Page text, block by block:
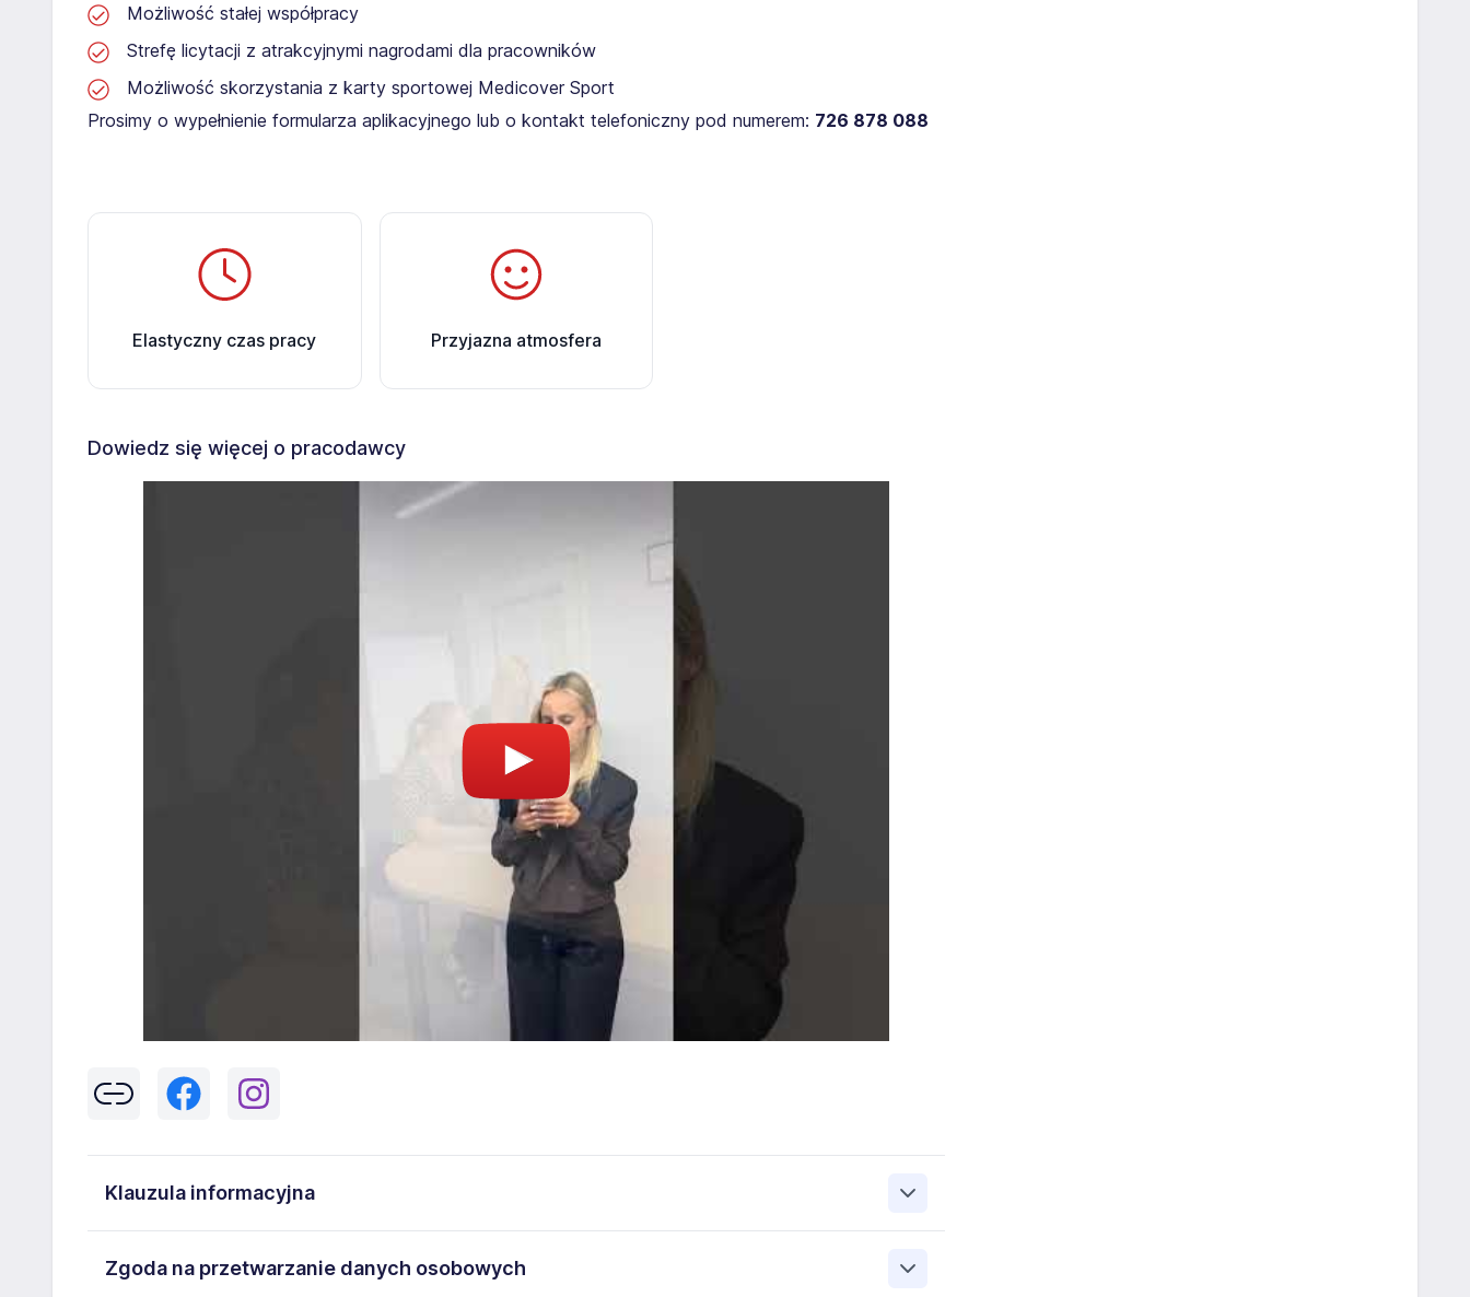
Możliwość stałej współpracy
Strefę licytacji z atrakcyjnymi nagrodami dla pracowników
Możliwość skorzystania z karty sportowej Medicover Sport
Prosimy o wypełnienie formularza aplikacyjnego lub o kontakt telefoniczny pod numerem: 726 878 088
Elastyczny czas pracy Przyjazna atmosfera
Dowiedz się więcej o pracodawcy
Klauzula informacyjna
43-300 Bielsko-Biała danych osobowych zawartych w zgłoszeniu rekrutacyjnym w celu prowadzenia rekrutacji
Zgoda na przetwarzanie danych osobowych